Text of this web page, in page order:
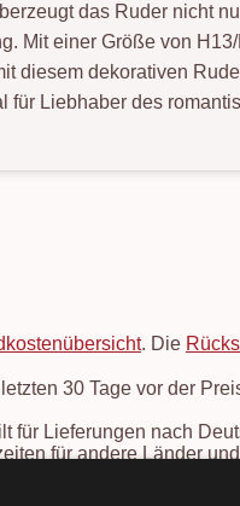
das Ruder nicht
Mit einer Größe von
diesem dekorativen
für Liebhaber des
. Die
30 Tage vor der
für Lieferungen nach
für andere Länder